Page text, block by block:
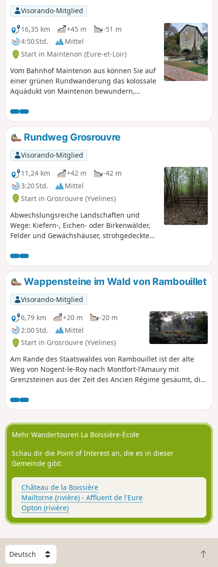
Visorando-Mitglied
16,35 km
+45 m
-51 m
4:50 Std.
Mittel
Start in Maintenon (Eure-et-Loir)
Vom Bahnhof Maintenon aus können Sie auf
einer grünen Rundwanderung das kolossale
Aquädukt von Maintenon bewundern,
entlangwandern, bevor Sie ins Eure-Tal
gelangen und am Fluss entlang
zurückkehren. Empfohlen wird ein Picknick
am Ufer der Eure oder bei Regen am
Bahnhof von Saint-Piat.
Rundweg Grosrouvre
Visorando-Mitglied
11,24 km
+42 m
-42 m
3:20 Std.
Mittel
Start in Grosrouvre (Yvelines)
Abwechslungsreiche Landschaften und
Wege: Kiefern-, Eichen- oder Birkenwälder,
Felder und Gewächshäuser, strohgedeckte
Milliardärsschlösser.
Wappensteine im Wald von Rambouillet
Visorando-Mitglied
6,79 km
+20 m
-20 m
2:00 Std.
Mittel
Start in Grosrouvre (Yvelines)
Am Rande des Staatswaldes von Rambouillet ist der alte
Weg von Nogent-le-Roy nach Montfort-l'Amaury mit
Grenzsteinen aus der Zeit des Ancien Régime gesäumt, die
guten Orientierungssinn erfordert, führt in das Herz des
Waldes auf der Suche nach diesen Grenzsteinen und endet
in ländlicher Atmosphäre.
Mehr Wandertouren La Boissière-École
Schau dir die Point of Interest an, die es in dieser
Gemeinde gibt:
Château de la Boissière
Mailtorne (rivière) - Affluent de l'Eure
Opton (rivière)
W
Z